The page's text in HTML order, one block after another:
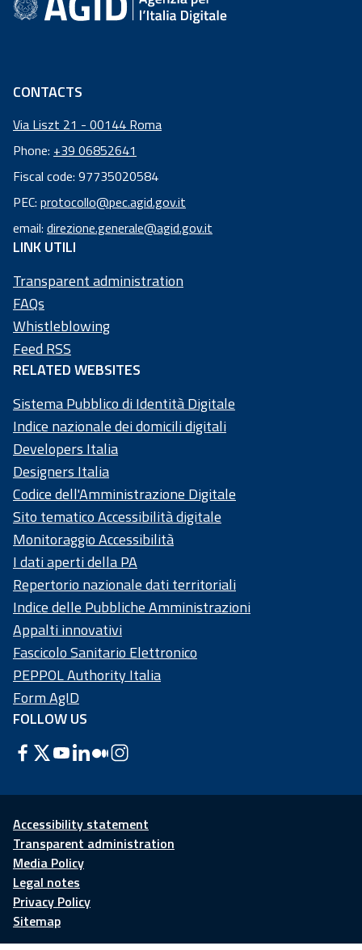
CONTACTS
Via Liszt 21 - 00144 Roma
Phone: +39 06852641
Fiscal code: 97735020584
Fiscal
97
73
50
20
58
4
PEC: protocollo@pec.agid.gov.it
email: direzione.generale@agid.gov.it
LINK UTILI
Transparent administration
FAQs
Whistleblowing
Feed RSS
RELATED WEBSITES
Sistema Pubblico di Identità Digitale
Indice nazionale dei domicili digitali
Developers Italia
Designers Italia
Codice dell'Amministrazione Digitale
Sito tematico Accessibilità digitale
Monitoraggio Accessibilità
I dati aperti della PA
Repertorio nazionale dati territoriali
Indice delle Pubbliche Amministrazioni
Appalti innovativi
Fascicolo Sanitario Elettronico
PEPPOL Authority Italia
Form AgID
FOLLOW US
Accessibility statement
Transparent administration
Media Policy
Legal notes
Privacy Policy
Sitemap